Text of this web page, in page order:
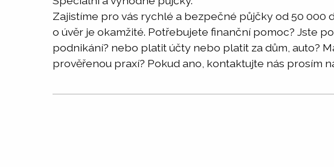
Zajistíme pro vás rychlé a bezpečné půjčky od 50 000
o úvěr je okamžité. Potřebujete finanční pomoc? Jste
podnikání? nebo platit účty nebo platit za dům, auto?
prověřenou praxí? Pokud ano, kontaktujte nás prosím